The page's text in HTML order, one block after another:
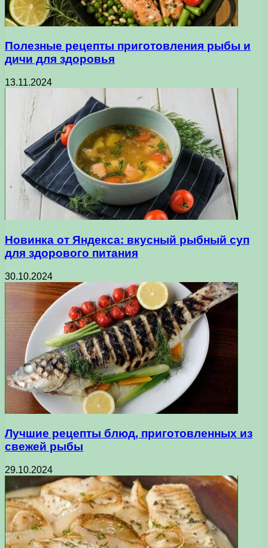
Полезные рецепты приготовления рыбы и
дичи для здоровья
13.11.2024
Новинка от Яндекса: вкусный рыбный суп
для здорового питания
30.10.2024
Лучшие рецепты блюд, приготовленных из
свежей рыбы
29.10.2024